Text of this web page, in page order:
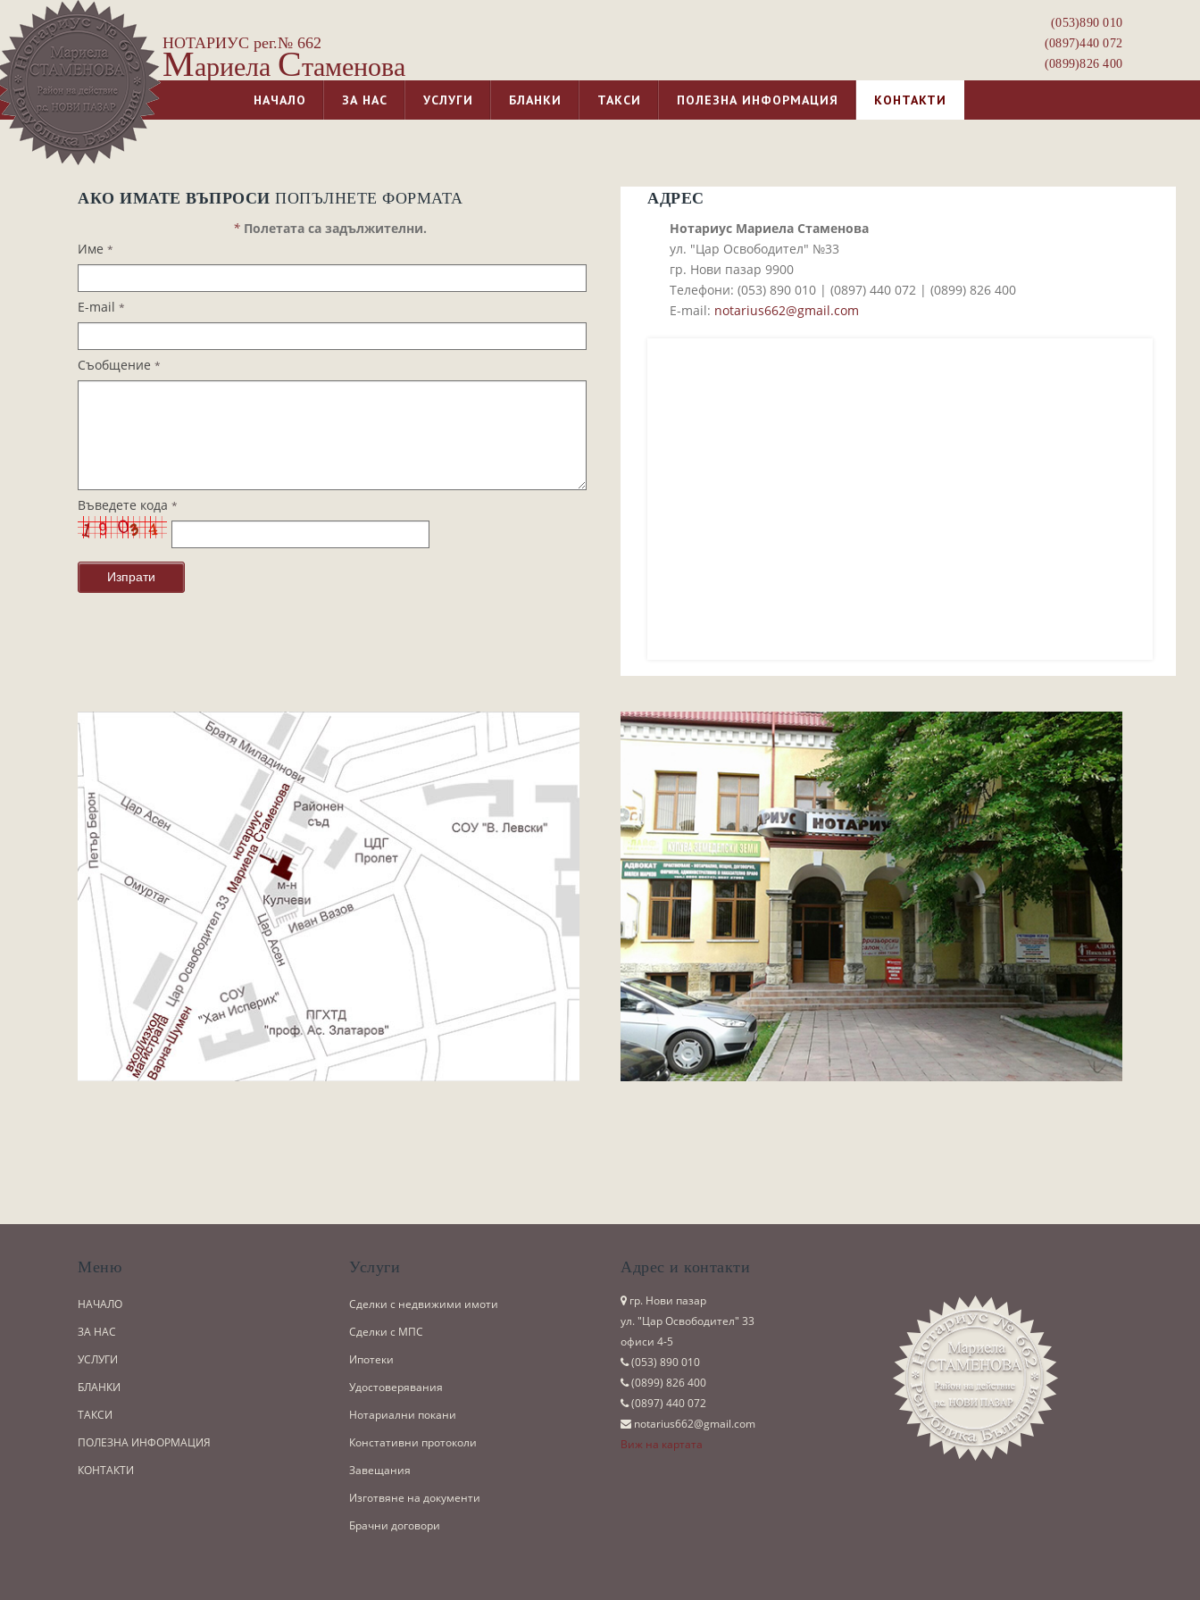
НОТАРИУС рег.№ 662
Мариела Стаменова
(053)­890 010
(0897)­440 072
(0899)­826 400
НАЧАЛО ЗА НАС УСЛУГИ БЛАНКИ ТАКСИ ПОЛЕЗНА ИНФОРМАЦИЯ КОНТАКТИ
АКО ИМАТЕ ВЪПРОСИ ПОПЪЛНЕТЕ ФОРМАТА
* Полетата са задължителни.
Име *
E-mail *
Съобщение *
Въведете кода *
АДРЕС
Нотариус Мариела Стаменова
ул. "Цар Освободител" №33
гр. Нови пазар 9900
Телефони: (053)­ 890 010 | (0897)­ 440 072 | (0899)­ 826 400
E-mail: notarius662@gmail.com
Меню
НАЧАЛО
ЗА НАС
УСЛУГИ
БЛАНКИ
ТАКСИ
ПОЛЕЗНА ИНФОРМАЦИЯ
КОНТАКТИ
Услуги
Сделки с недвижими имоти
Сделки с МПС
Ипотеки
Удостоверявания
Нотариални покани
Констативни протоколи
Завещания
Изготвяне на документи
Брачни договори
Адрес и контакти
гр. Нови пазар
ул. "Цар Освободител" 33
офиси 4-5
(053)­ 890 010
(0899)­ 826 400
(0897)­ 440 072
notarius662@gmail.com
Виж на картата